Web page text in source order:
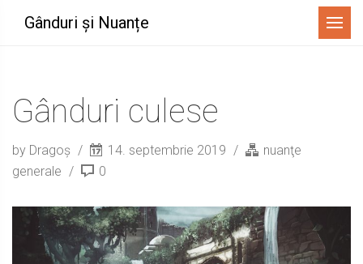
Gânduri și Nuanțe Menu
Gânduri culese
by Dragoș 14. septembrie 2019
nuanţe
generale
0